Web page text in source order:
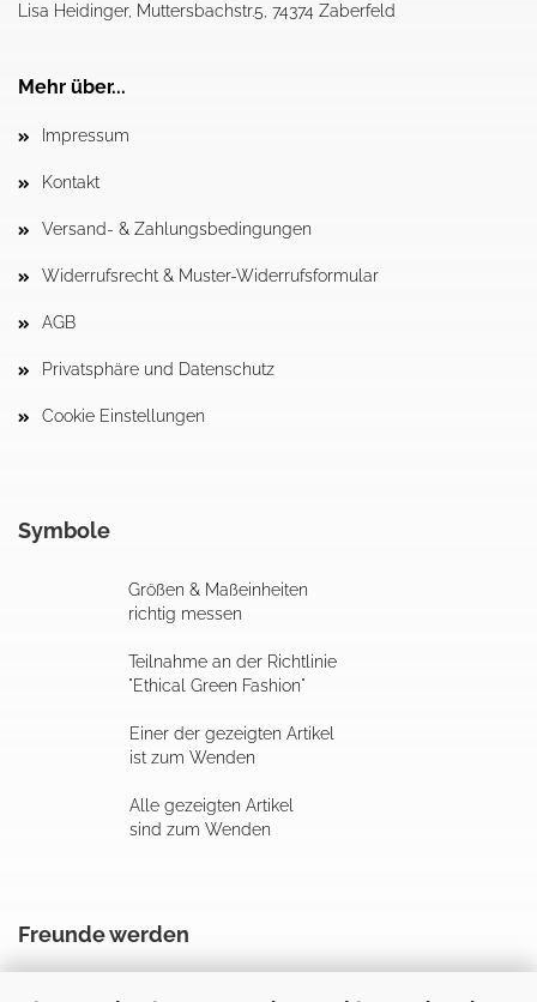
Lisa Heidinger, Muttersbachstr.5, 74374 Zaberfeld
Mehr über...
Impressum
Kontakt
Versand- & Zahlungsbedingungen
Widerrufsrecht & Muster-Widerrufsformular
AGB
Privatsphäre und Datenschutz
Cookie Einstellungen
Symbole
Größen & Maßeinheiten
richtig messen
Teilnahme an der Richtlinie
"Ethical Green Fashion"
Einer der gezeigten Artikel
ist zum Wenden
Alle gezeigten Artikel
sind zum Wenden
Freunde werden